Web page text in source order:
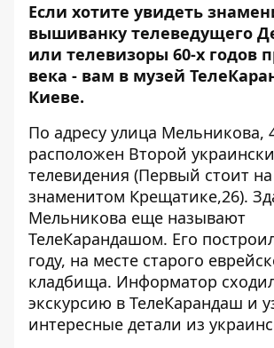
Если хотите увидеть
вышиванку телеведущего
или телевизоры 60-х годов
века - вам в музей
Киеве.
По адресу улица Мельникова,
расположен Второй
телевидения (Первый стоит на
знаменитом Крещатике,26).
Мельникова еще называют
ТелеКарандашом. Его
году, на месте старого
кладбища. Информатор
экскурсию в ТелеКарандаш и
интересные детали из